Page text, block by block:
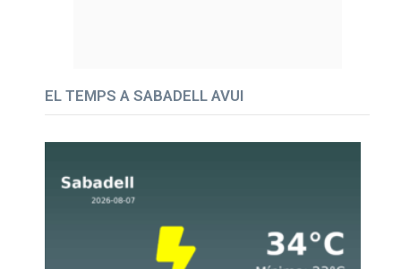
EL TEMPS A SABADELL AVUI